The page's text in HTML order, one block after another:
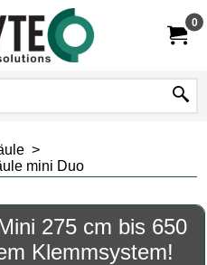
0
>
mini Duo
275 cm bis 650
Klemmsystem!